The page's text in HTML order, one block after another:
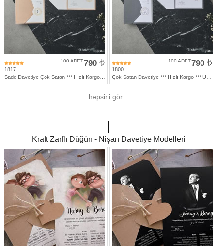
1817
790
100 ADET
1800
790
100 ADET
hepsini gör...
Kraft Zarflı Düğün - Nişan Davetiye Modelleri